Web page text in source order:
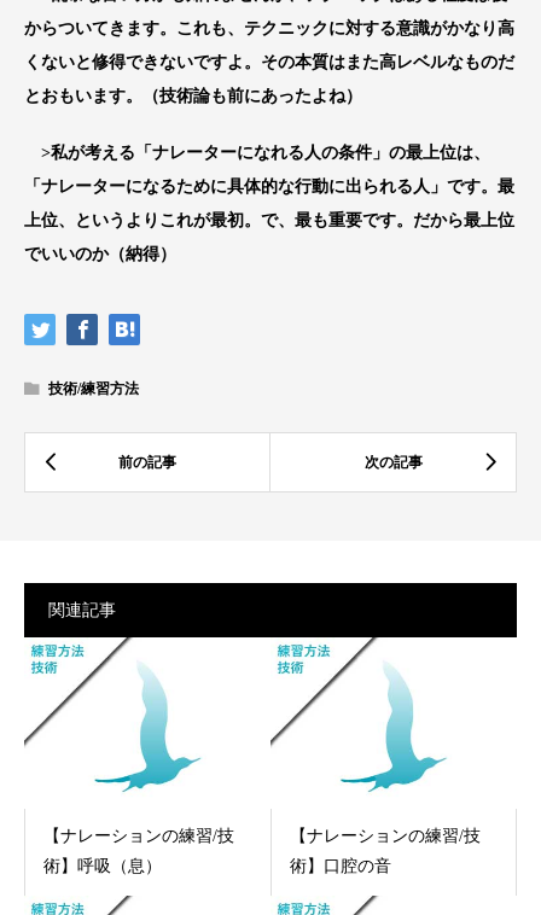
からついてきます。これも、テクニックに対する意識がかなり高
くないと修得できないですよ。その本質はまた高レベルなものだ
とおもいます。（技術論も前にあったよね）
>私が考える「ナレーターになれる人の条件」の最上位は、
「ナレーターになるために具体的な行動に出られる人」です。最
上位、というよりこれが最初。で、最も重要です。だから最上位
でいいのか（納得）
技術/練習方法
関連記事
【ナレーションの練習/技
術】呼吸（息）
【ナレーションの練習/技
術】口腔の音